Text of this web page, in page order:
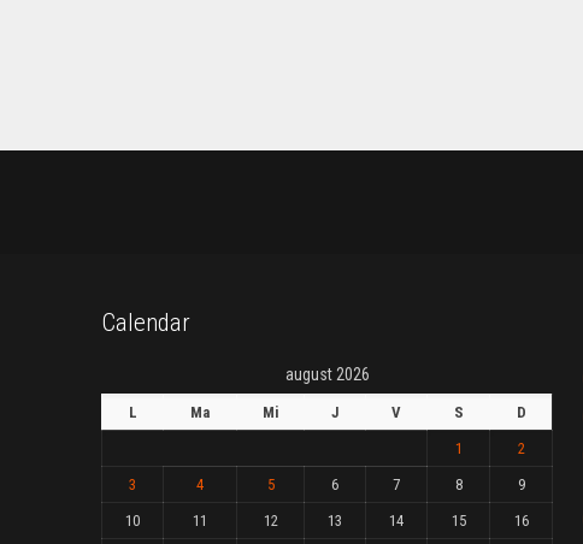
Calendar
august 2026
L Ma Mi J V S
D
1
2
3
4 5 6 7 8
9
10
11 12 13 14 15 16